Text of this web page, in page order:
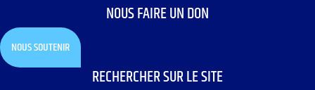
NOUS FAIRE UN DON
NOUS SOUTENIR
RECHERCHER SUR LE SITE